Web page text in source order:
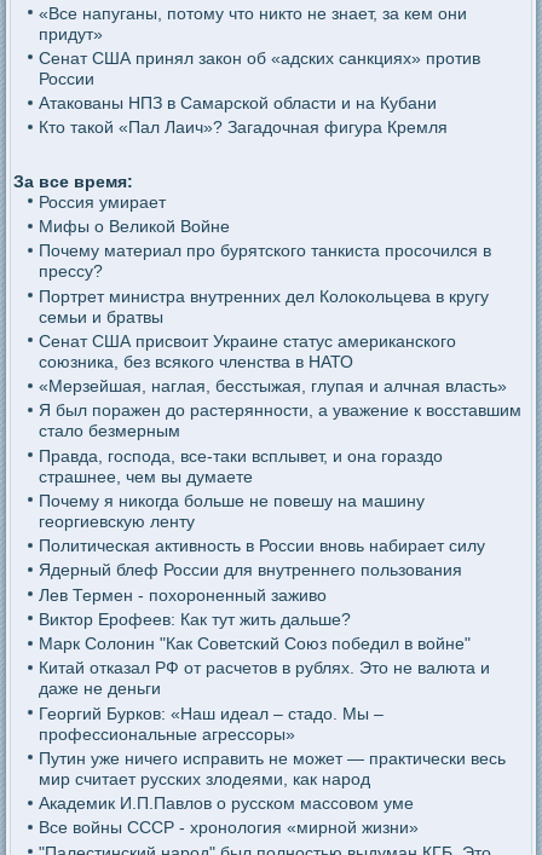
«Все напуганы, потому что никто не знает, за кем они
придут»
Сенат США принял закон об «адских санкциях» против
России
Атакованы НПЗ в Самарской области и на Кубани
Кто такой «Пал Лаич»? Загадочная фигура Кремля
За все время:
Россия умирает
Мифы о Великой Войне
Почему материал про бурятского танкиста просочился в
прессу?
Портрет министра внутренних дел Колокольцева в кругу
семьи и братвы
Сенат США присвоит Украине статус американского
союзника, без всякого членства в НАТО
«Мерзейшая, наглая, бесстыжая, глупая и алчная власть»
Я был поражен до растерянности, а уважение к восставшим
стало безмерным
Правда, господа, все-таки всплывет, и она гораздо
страшнее, чем вы думаете
Почему я никогда больше не повешу на машину
георгиевскую ленту
Политическая активность в России вновь набирает силу
Ядерный блеф России для внутреннего пользования
Лев Термен - похороненный заживо
Виктор Ерофеев: Как тут жить дальше?
Марк Солонин "Как Советский Союз победил в войне"
Китай отказал РФ от расчетов в рублях. Это не валюта и
даже не деньги
Георгий Бурков: «Наш идеал – стадо. Мы –
профессиональные агрессоры»
Путин уже ничего исправить не может — практически весь
мир считает русских злодеями, как народ
Академик И.П.Павлов о русском массовом уме
Все войны СССР - хронология «мирной жизни»